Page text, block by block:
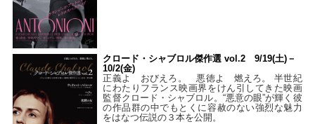
クロード・シャブロル傑作選 vol.2 9/19(土)－
10/2(金)
正義よ おびえろ。 悪徳よ 燃えろ。 半世紀
にわたりフランス映画界をけん引してきた映画
監督クロード・シャブロル。“悪意の眼”が輝く彼
の作品群の中でもとくに容赦のない強烈な魅力
をはなつ伝説の３本を公開。